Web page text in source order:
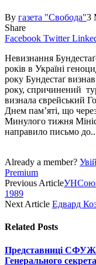
By газета "Свобода"3
Share
Facebook Twitter
Невизнання
років в Україні
року Бундестаґ
року, спричинений
визнала єврейський
Днем пам’яті, що
Минулого тижня
направило письмо
Already a member?
Premium
Previous ArticleУНСоюз
1989
Next Article Едвард
Related Posts
Представниці
Генерального